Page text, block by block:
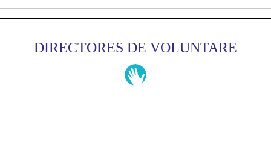
DIRECTORES DE VOLUNTARE